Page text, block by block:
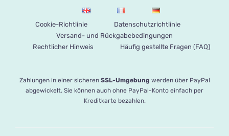
Cookie-Richtlinie
Datenschutzrichtlinie
Versand- und Rückgabebedingungen
Rechtlicher Hinweis
Häufig gestellte Fragen (FAQ)
Zahlungen in einer sicheren SSL-Umgebung werden über PayPal
abgewickelt. Sie können auch ohne PayPal-Konto einfach per
Kreditkarte bezahlen.